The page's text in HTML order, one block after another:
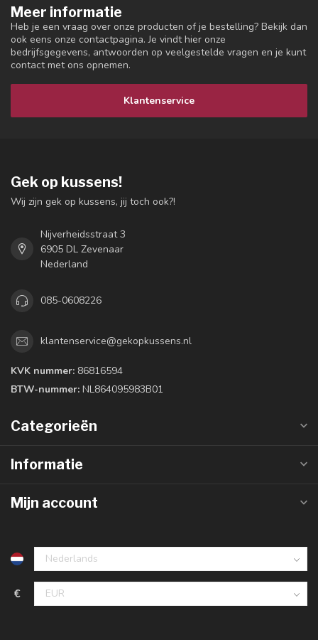
Meer informatie
Heb je een vraag over onze producten of je bestelling? Bekijk dan
ook eens onze contactpagina. Je vindt hier onze
bedrijfsgegevens, antwoorden op veelgestelde vragen en je kunt
contact met ons opnemen.
Klantenservice
Gek op kussens!
Wij zijn gek op kussens, jij toch ook?!
Nijverheidsstraat 3
6905 DL Zevenaar
Nederland
085-0608226
klantenservice@gekopkussens.nl
KVK nummer: 86816594
BTW-nummer: NL864095983B01
Categorieën
Informatie
Mijn account
€